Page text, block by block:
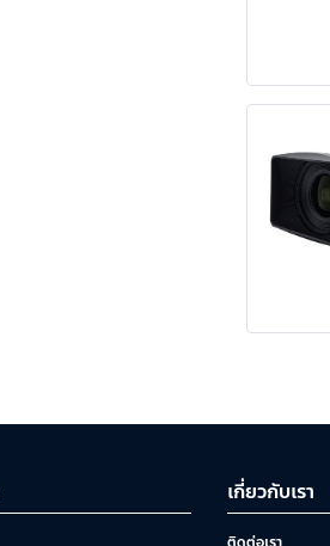
เกี่ยวกับเรา